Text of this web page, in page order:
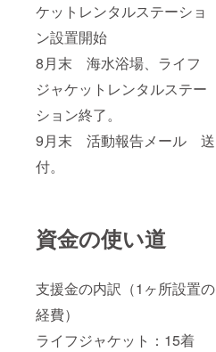
ケットレンタルステーショ
ン設置開始
8月末 海水浴場、ライフ
ジャケットレンタルステー
ション終了。
9月末 活動報告メール 送
付。
資金の使い道
支援金の内訳（1ヶ所設置の
経費）
ライフジャケット：15着